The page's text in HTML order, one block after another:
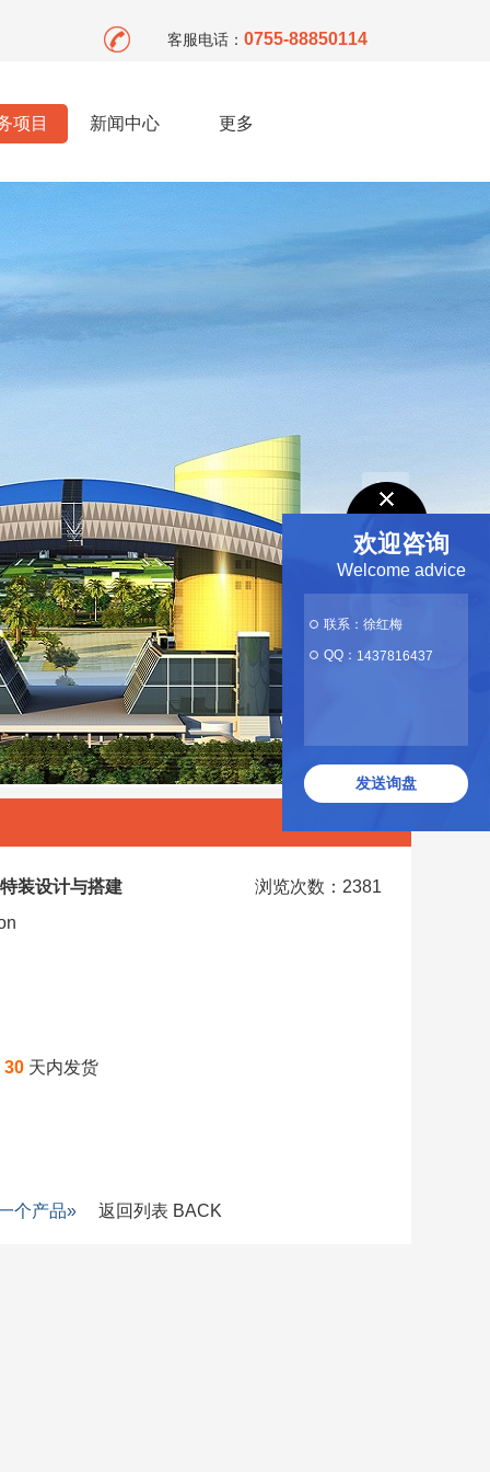
客服电话： 0755-88850114
项目 新闻中心 更多
浏览次数：2381
装设计与搭建
30 天内发货
个产品» 返回列表 BACK
欢迎咨询
Welcome advice
联系：徐红梅
QQ： 1437816437
发送询盘